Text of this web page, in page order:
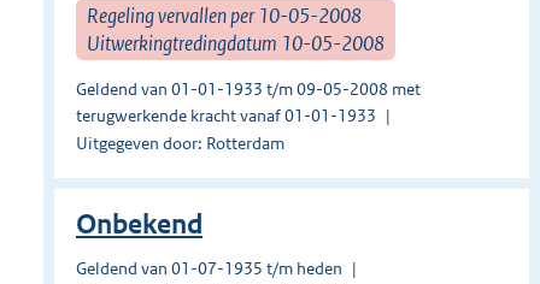
Regeling vervallen per 10-05-2008
Uitwerkingtredingdatum 10-05-2008
Geldend van 01-01-1933 t/m 09-05-2008 met
terugwerkende kracht vanaf 01-01-1933
Uitgegeven door: Rotterdam
Onbekend
Geldend van 01-07-1935 t/m heden